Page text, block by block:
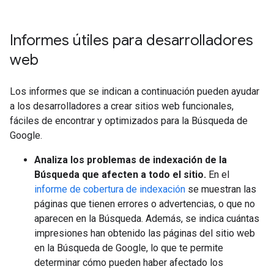
Informes útiles para desarrolladores
web
Los informes que se indican a continuación pueden ayudar
a los desarrolladores a crear sitios web funcionales,
fáciles de encontrar y optimizados para la Búsqueda de
Google.
Analiza los problemas de indexación de la
Búsqueda que afecten a todo el sitio. En el
informe de cobertura de indexación se muestran las
páginas que tienen errores o advertencias, o que no
aparecen en la Búsqueda. Además, se indica cuántas
impresiones han obtenido las páginas del sitio web
en la Búsqueda de Google, lo que te permite
determinar cómo pueden haber afectado los